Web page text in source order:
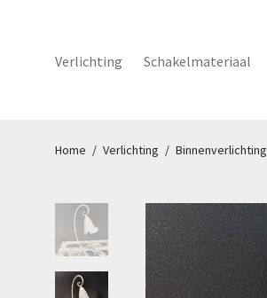
Verlichting Schakelmateriaal
Home / Verlichting / Binnenverlichting